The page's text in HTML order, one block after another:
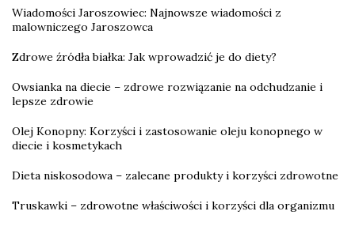
Wiadomości Jaroszowiec: Najnowsze wiadomości z
malowniczego Jaroszowca
Zdrowe źródła białka: Jak wprowadzić je do diety?
Owsianka na diecie – zdrowe rozwiązanie na odchudzanie i
lepsze zdrowie
Olej Konopny: Korzyści i zastosowanie oleju konopnego w
diecie i kosmetykach
Dieta niskosodowa – zalecane produkty i korzyści zdrowotne
Truskawki – zdrowotne właściwości i korzyści dla organizmu